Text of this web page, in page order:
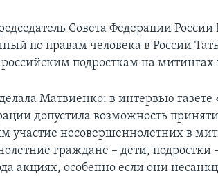
Совета Федерации
по правам человека в России
российским подросткам на митингах
Матвиенко: в интервью газете
допустила возможность
участие несовершеннолетних в
граждане – дети, подростки
акциях, особенно если они